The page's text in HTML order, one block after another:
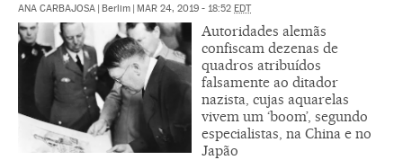
ANA CARBAJOSA | Berlim | MAR 24, 2019 - 18:52 EDT
Autoridades alemãs
confiscam dezenas de
quadros atribuídos
falsamente ao ditador
nazista, cujas aquarelas
vivem um ‘boom’, segundo
especialistas, na China e no
Japão